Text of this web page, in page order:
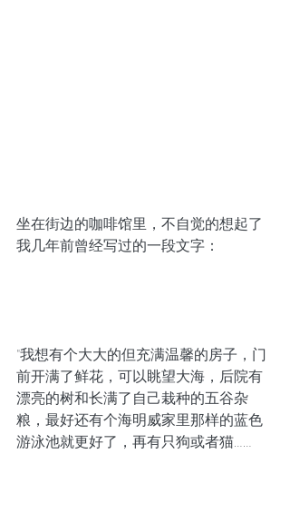
坐在街边的咖啡馆里，不自觉的想起了
我几年前曾经写过的一段文字：
"我想有个大大的但充满温馨的房子，门
前开满了鲜花，可以眺望大海，后院有
漂亮的树和长满了自己栽种的五谷杂
粮，最好还有个海明威家里那样的蓝色
游泳池就更好了，再有只狗或者猫……